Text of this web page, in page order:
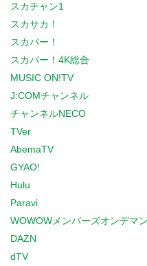
スカチャン1
スカサカ！
スカパー！
スカパー！4K総合
MUSIC ON!TV
J:COMチャンネル
チャンネルNECO
TVer
AbemaTV
GYAO!
Hulu
Paravi
WOWOWメンバーズオンデマ
DAZN
dTV